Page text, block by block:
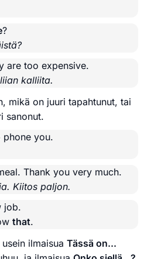
?
are too expensive.
kalliita.
mikä on juuri tapahtunut, tai
sanonut.
you.
Thank you very much.
Kiitos paljon.
job.
that.
ilmaisua Tässä on...